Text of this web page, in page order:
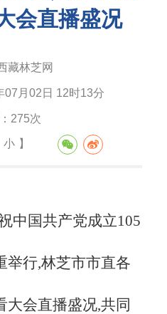
会直播盛况
藏林芝网
07月02日 12时13分
275次
小 】
中国共产党成立105
举行,林芝市市直各
大会直播盛况,共同